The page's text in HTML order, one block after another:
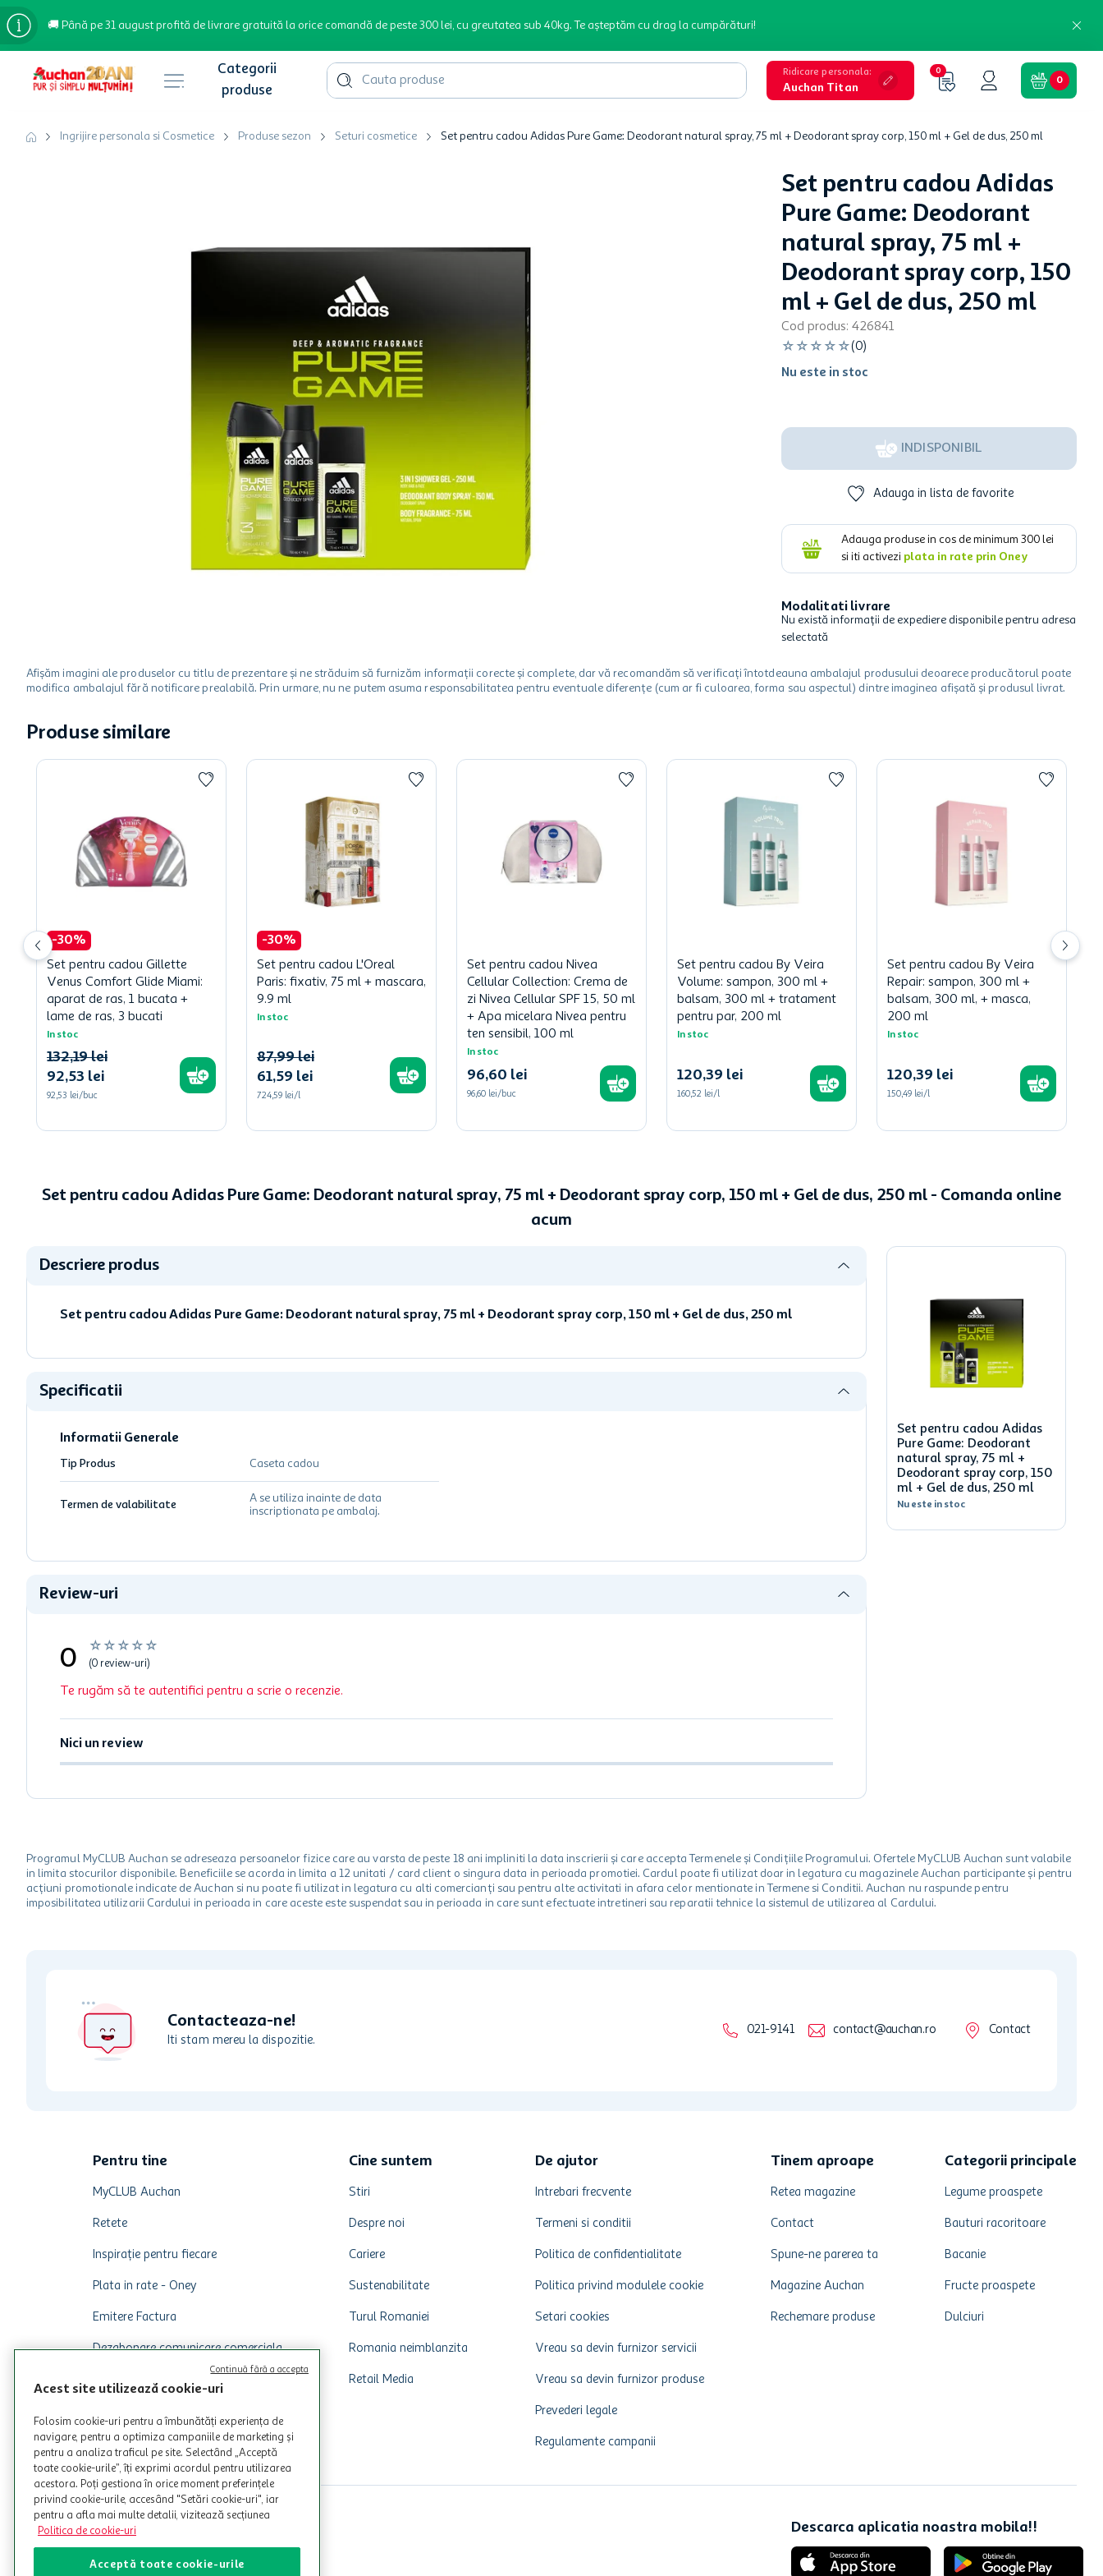
🚚 Până pe 31 august profită de livrare gratuită la orice comandă de peste 300 lei, cu greutatea sub 40kg. Te așteptăm cu drag la cumpărături!
Cauta produse
apa plata
one two fun
ciocolata
Ridicare personala:
Auchan Titan
0
0
Ingrijire personala si Cosmetice Produse sezon Seturi cosmetice Set pentru cadou Adidas Pure Game: Deodorant natural spray, 75 ml + Deodorant spray corp, 150 ml + Gel de dus, 250 ml
Set pentru cadou Adidas
Pure Game: Deodorant
natural spray, 75 ml +
Deodorant spray corp, 150
ml + Gel de dus, 250 ml
Cod produs: 426841
☆ ☆ ☆ ☆ ☆(0)
Nu este in stoc
INDISPONIBIL
Adauga in lista de favorite
Adauga produse in cos de minimum 300 lei
si iti activezi plata in rate prin Oney
Modalitati livrare
Nu există informații de expediere disponibile pentru adresa
selectată
Afișăm imagini ale produselor cu titlu de prezentare și ne străduim să furnizăm informații corecte și complete, dar vă recomandăm să verificați întotdeauna ambalajul produsului deoarece producătorul poate
modifica ambalajul fără notificare prealabilă. Prin urmare, nu ne putem asuma responsabilitatea pentru eventuale diferențe (cum ar fi culoarea, forma sau aspectul) dintre imaginea afișată și produsul livrat.
Produse similare
-30%
Set pentru cadou Gillette
Venus Comfort Glide Miami:
aparat de ras, 1 bucata +
lame de ras, 3 bucati
In stoc
92,53 lei
132,19 lei
92,53 lei/buc
-30%
Set pentru cadou L'Oreal
Paris: fixativ, 75 ml + mascara,
9.9 ml
In stoc
61,59 lei
87,99 lei
724,59 lei/l
Set pentru cadou Nivea
Cellular Collection: Crema de
zi Nivea Cellular SPF 15, 50 ml
+ Apa micelara Nivea pentru
ten sensibil, 100 ml
In stoc
96,60 lei
96,60 lei/buc
Set pentru cadou By Veira
Volume: sampon, 300 ml +
balsam, 300 ml + tratament
pentru par, 200 ml
In stoc
120,39 lei
160,52 lei/l
Set pentru cadou By Veira
Repair: sampon, 300 ml +
balsam, 300 ml, + masca,
200 ml
In stoc
120,39 lei
150,49 lei/l
Set pentru cadou Adidas Pure Game: Deodorant natural spray, 75 ml + Deodorant spray corp, 150 ml + Gel de dus, 250 ml - Comanda online
acum
Descriere produs
Set pentru cadou Adidas Pure Game: Deodorant natural spray, 75 ml + Deodorant spray corp, 150 ml + Gel de dus, 250 ml
Specificatii
Informatii Generale
Tip Produs Caseta cadou
Termen de valabilitate
A se utiliza inainte de data
inscriptionata pe ambalaj.
Review-uri
☆ ☆ ☆ ☆ ☆
0 (0 review-uri)
Te rugăm să te autentifici pentru a scrie o recenzie.
Nici un review
Set pentru cadou Adidas
Pure Game: Deodorant
natural spray, 75 ml +
Deodorant spray corp, 150
ml + Gel de dus, 250 ml
Nu este in stoc
Programul MyCLUB Auchan se adreseaza persoanelor fizice care au varsta de peste 18 ani impliniti la data inscrierii și care accepta Termenele și Condițiile Programului. Ofertele MyCLUB Auchan sunt valabile
in limita stocurilor disponibile. Beneficiile se acorda in limita a 12 unitati / card client o singura data in perioada promotiei. Cardul poate fi utilizat doar in legatura cu magazinele Auchan participante și pentru
acțiuni promotionale indicate de Auchan si nu poate fi utilizat in legatura cu alti comercianți sau pentru alte activitati in afara celor mentionate in Termene si Conditii. Auchan nu raspunde pentru
imposibilitatea utilizarii Cardului in perioada in care aceste este suspendat sau in perioada in care sunt efectuate intretineri sau reparatii tehnice la sistemul de utilizarea al Cardului.
Contacteaza-ne!
Iti stam mereu la dispozitie.
021-9141 contact@auchan.ro Contact
Pentru tine
MyCLUB Auchan
Retete
Inspirație pentru fiecare
Plata in rate - Oney
Emitere Factura
Dezabonare comunicare comerciala
Cine suntem
Stiri
Despre noi
Cariere
Sustenabilitate
Turul Romaniei
Romania neimblanzita
Retail Media
De ajutor
Intrebari frecvente
Termeni si conditii
Politica de confidentialitate
Politica privind modulele cookie
Setari cookies
Vreau sa devin furnizor servicii
Vreau sa devin furnizor produse
Prevederi legale
Regulamente campanii
Tinem aproape
Retea magazine
Contact
Spune-ne parerea ta
Magazine Auchan
Rechemare produse
Categorii principale
Legume proaspete
Bauturi racoritoare
Bacanie
Fructe proaspete
Dulciuri
Descarca aplicatia noastra mobila!!
Acest site utilizează cookie-uri
Folosim cookie-uri pentru a îmbunătăți experiența de
navigare, pentru a optimiza campaniile de marketing și
pentru a analiza traficul pe site. Selectând „Acceptă
toate cookie-urile”, îți exprimi acordul pentru utilizarea
acestora. Poți gestiona în orice moment preferințele
privind cookie-urile, accesând "Setări cookie-uri", iar
pentru a afla mai multe detalii, vizitează secțiunea
Politica de cookie-uri
Acceptă toate cookie-urile
Continuă fără a accepta